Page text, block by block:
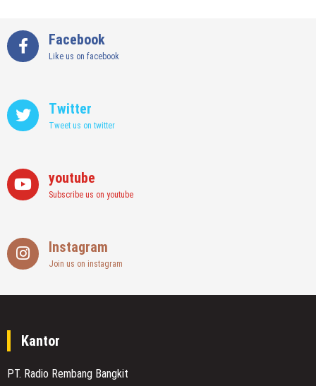
Facebook
Like us on facebook
Twitter
Tweet us on twitter
youtube
Subscribe us on youtube
Instagram
Join us on instagram
Kantor
PT. Radio Rembang Bangkit